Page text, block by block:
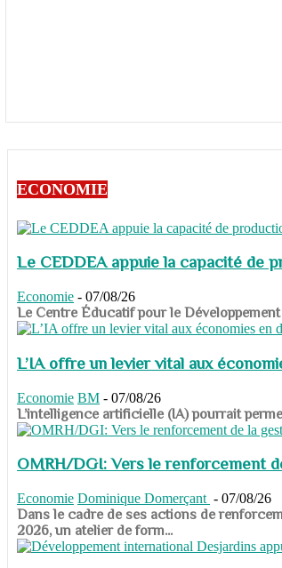
ECONOMIE
Le CEDDEA appuie la capacité de
Economie - 07/08/26
​​​​​​​Le Centre Éducatif pour le
L’IA offre un levier vital aux
Economie BM - 07/08/26
​​​​​​​L’intelligence artificielle (IA) pourrait
OMRH/DGI: Vers le renforcement
Economie Dominique Domerçant - 07/08/26
Dans le cadre de ses actions de
2026, un atelier de form...